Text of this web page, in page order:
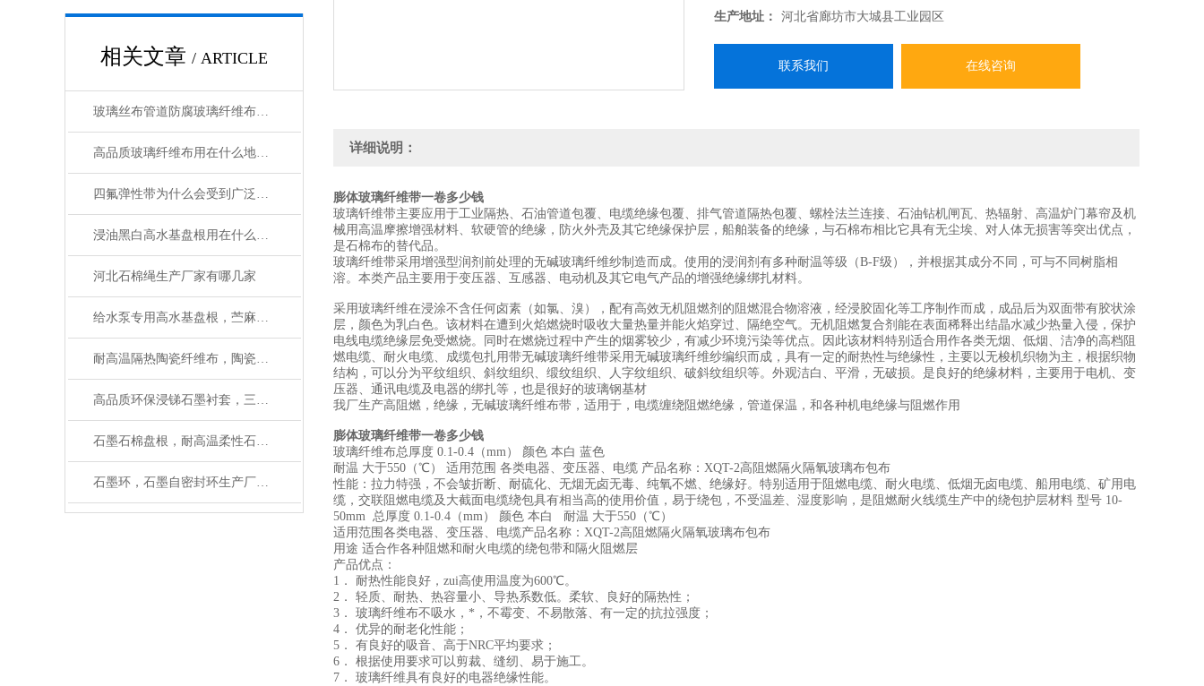
相关文章 / ARTICLE
玻璃丝布管道防腐玻璃纤维布规格型号齐全
高品质玻璃纤维布用在什么地方合适
四氟弹性带为什么会受到广泛的欢迎呢
浸油黑白高水基盘根用在什么机械上好
河北石棉绳生产厂家有哪几家
给水泵专用高水基盘根，苎麻盘根使用温度
耐高温隔热陶瓷纤维布，陶瓷布使用温度
高品质环保浸锑石墨衬套，三拼环制造厂家
石墨石棉盘根，耐高温柔性石墨盘根如何使用
石墨环，石墨自密封环生产厂家有大量磨具
生产地址：
河北省廊坊市大城县工业园区
联系我们 在线咨询
详细说明：
膨体玻璃纤维带一卷多少钱
玻璃钎维带主要应用于工业隔热、石油管道包覆、电缆绝缘包覆、排气管道隔热包覆、螺栓法兰连接、石油钻机闸瓦、热辐射、高温炉门幕帘及机
械用高温摩擦增强材料、软硬管的绝缘，防火外壳及其它绝缘保护层，船舶装备的绝缘，与石棉布相比它具有无尘埃、对人体无损害等突出优点，
是石棉布的替代品。
玻璃纤维带采用增强型润剂前处理的无碱玻璃纤维纱制造而成。使用的浸润剂有多种耐温等级（B-F级），并根据其成分不同，可与不同树脂相
溶。本类产品主要用于变压器、互感器、电动机及其它电气产品的增强绝缘绑扎材料。
采用玻璃纤维在浸涂不含任何卤素（如氯、溴），配有高效无机阻燃剂的阻燃混合物溶液，经浸胶固化等工序制作而成，成品后为双面带有胶状涂
层，颜色为乳白色。该材料在遭到火焰燃烧时吸收大量热量并能火焰穿过、隔绝空气。无机阻燃复合剂能在表面稀释出结晶水减少热量入侵，保护
电线电缆绝缘层免受燃烧。同时在燃烧过程中产生的烟雾较少，有减少环境污染等优点。因此该材料特别适合用作各类无烟、低烟、洁净的高档阻
燃电缆、耐火电缆、成缆包扎用带无碱玻璃纤维带采用无碱玻璃纤维纱编织而成，具有一定的耐热性与绝缘性，主要以无梭机织物为主，根据织物
结构，可以分为平纹组织、斜纹组织、缎纹组织、人字纹组织、破斜纹组织等。外观洁白、平滑，无破损。是良好的绝缘材料，主要用于电机、变
压器、通讯电缆及电器的绑扎等，也是很好的玻璃钢基材
我厂生产高阻燃，绝缘，无碱玻璃纤维布带，适用于，电缆缠绕阻燃绝缘，管道保温，和各种机电绝缘与阻燃作用
膨体玻璃纤维带一卷多少钱
玻璃纤维布总厚度 0.1-0.4（mm） 颜色 本白 蓝色
耐温 大于550（℃） 适用范围 各类电器、变压器、电缆 产品名称：XQT-2高阻燃隔火隔氧玻璃布包布
性能：拉力特强，不会皱折断、耐硫化、无烟无卤无毒、纯氧不燃、绝缘好。特别适用于阻燃电缆、耐火电缆、低烟无卤电缆、船用电缆、矿用电
缆，交联阻燃电缆及大截面电缆绕包具有相当高的使用价值，易于绕包，不受温差、湿度影响，是阻燃耐火线缆生产中的绕包护层材料 型号 10-
50mm 总厚度 0.1-0.4（mm） 颜色 本白 耐温 大于550（℃）
适用范围各类电器、变压器、电缆产品名称：XQT-2高阻燃隔火隔氧玻璃布包布
用途 适合作各种阻燃和耐火电缆的绕包带和隔火阻燃层
产品优点：
1． 耐热性能良好，zui高使用温度为600℃。
2． 轻质、耐热、热容量小、导热系数低。柔软、良好的隔热性；
3． 玻璃纤维布不吸水，*，不霉变、不易散落、有一定的抗拉强度；
4． 优异的耐老化性能；
5． 有良好的吸音、高于NRC平均要求；
6． 根据使用要求可以剪裁、缝纫、易于施工。
7． 玻璃纤维具有良好的电器绝缘性能。